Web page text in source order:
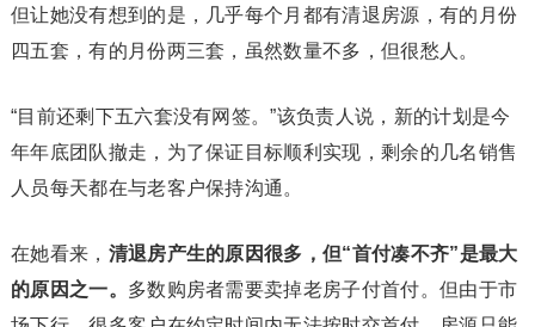
但让她没有想到的是，几乎每个月都有清退房源，有的月份
四五套，有的月份两三套，虽然数量不多，但很愁人。
“目前还剩下五六套没有网签。”该负责人说，新的计划是今
年年底团队撤走，为了保证目标顺利实现，剩余的几名销售
人员每天都在与老客户保持沟通。
在她看来， 清退房产生的原因很多，但“首付凑不齐”是最大
的原因之一。 多数购房者需要卖掉老房子付首付。但由于市